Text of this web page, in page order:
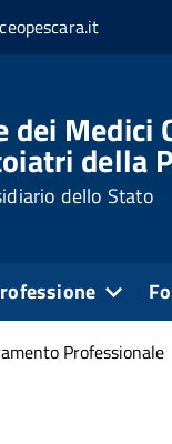
dei Medici
della
dello Stato
Professionale